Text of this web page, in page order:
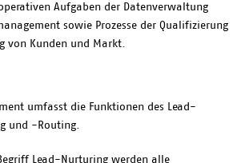
Aufgaben der Datenverwaltung
sowie Prozesse der Qualifizierung
von Kunden und Markt.
umfasst die Funktionen des Lead-
und -Routing.
Lead-Nurturing werden alle